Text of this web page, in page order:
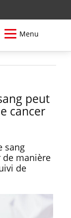
Menu
peut
cancer
sang
manière
de